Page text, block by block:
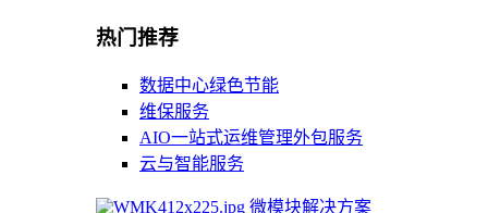
热门推荐
数据中心绿色节能
维保服务
AIO一站式运维管理外包服务
云与智能服务
微模块解决方案